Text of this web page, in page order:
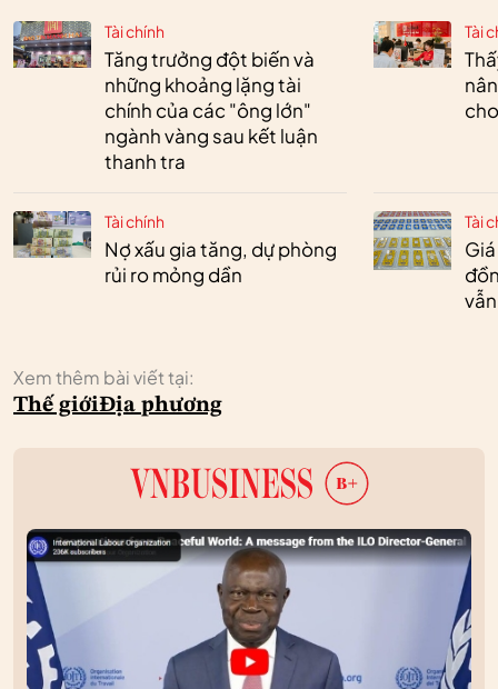
Tài chính
Tăng trưởng đột biến và
những khoảng lặng tài
chính của các "ông lớn"
ngành vàng sau kết luận
thanh tra
Tài chính
Nợ xấu gia tăng, dự phòng
rủi ro mỏng dần
Tài
Tài
Xem thêm bài viết tại:
Thế giớiĐịa phương